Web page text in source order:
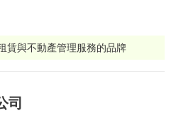
賃與不動產管理服務的品牌
司